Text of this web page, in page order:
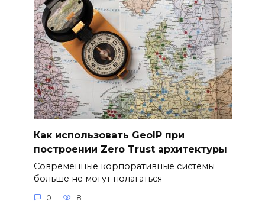
Как использовать GeoIP при
построении Zero Trust архитектуры
Современные корпоративные системы
больше не могут полагаться
0 8